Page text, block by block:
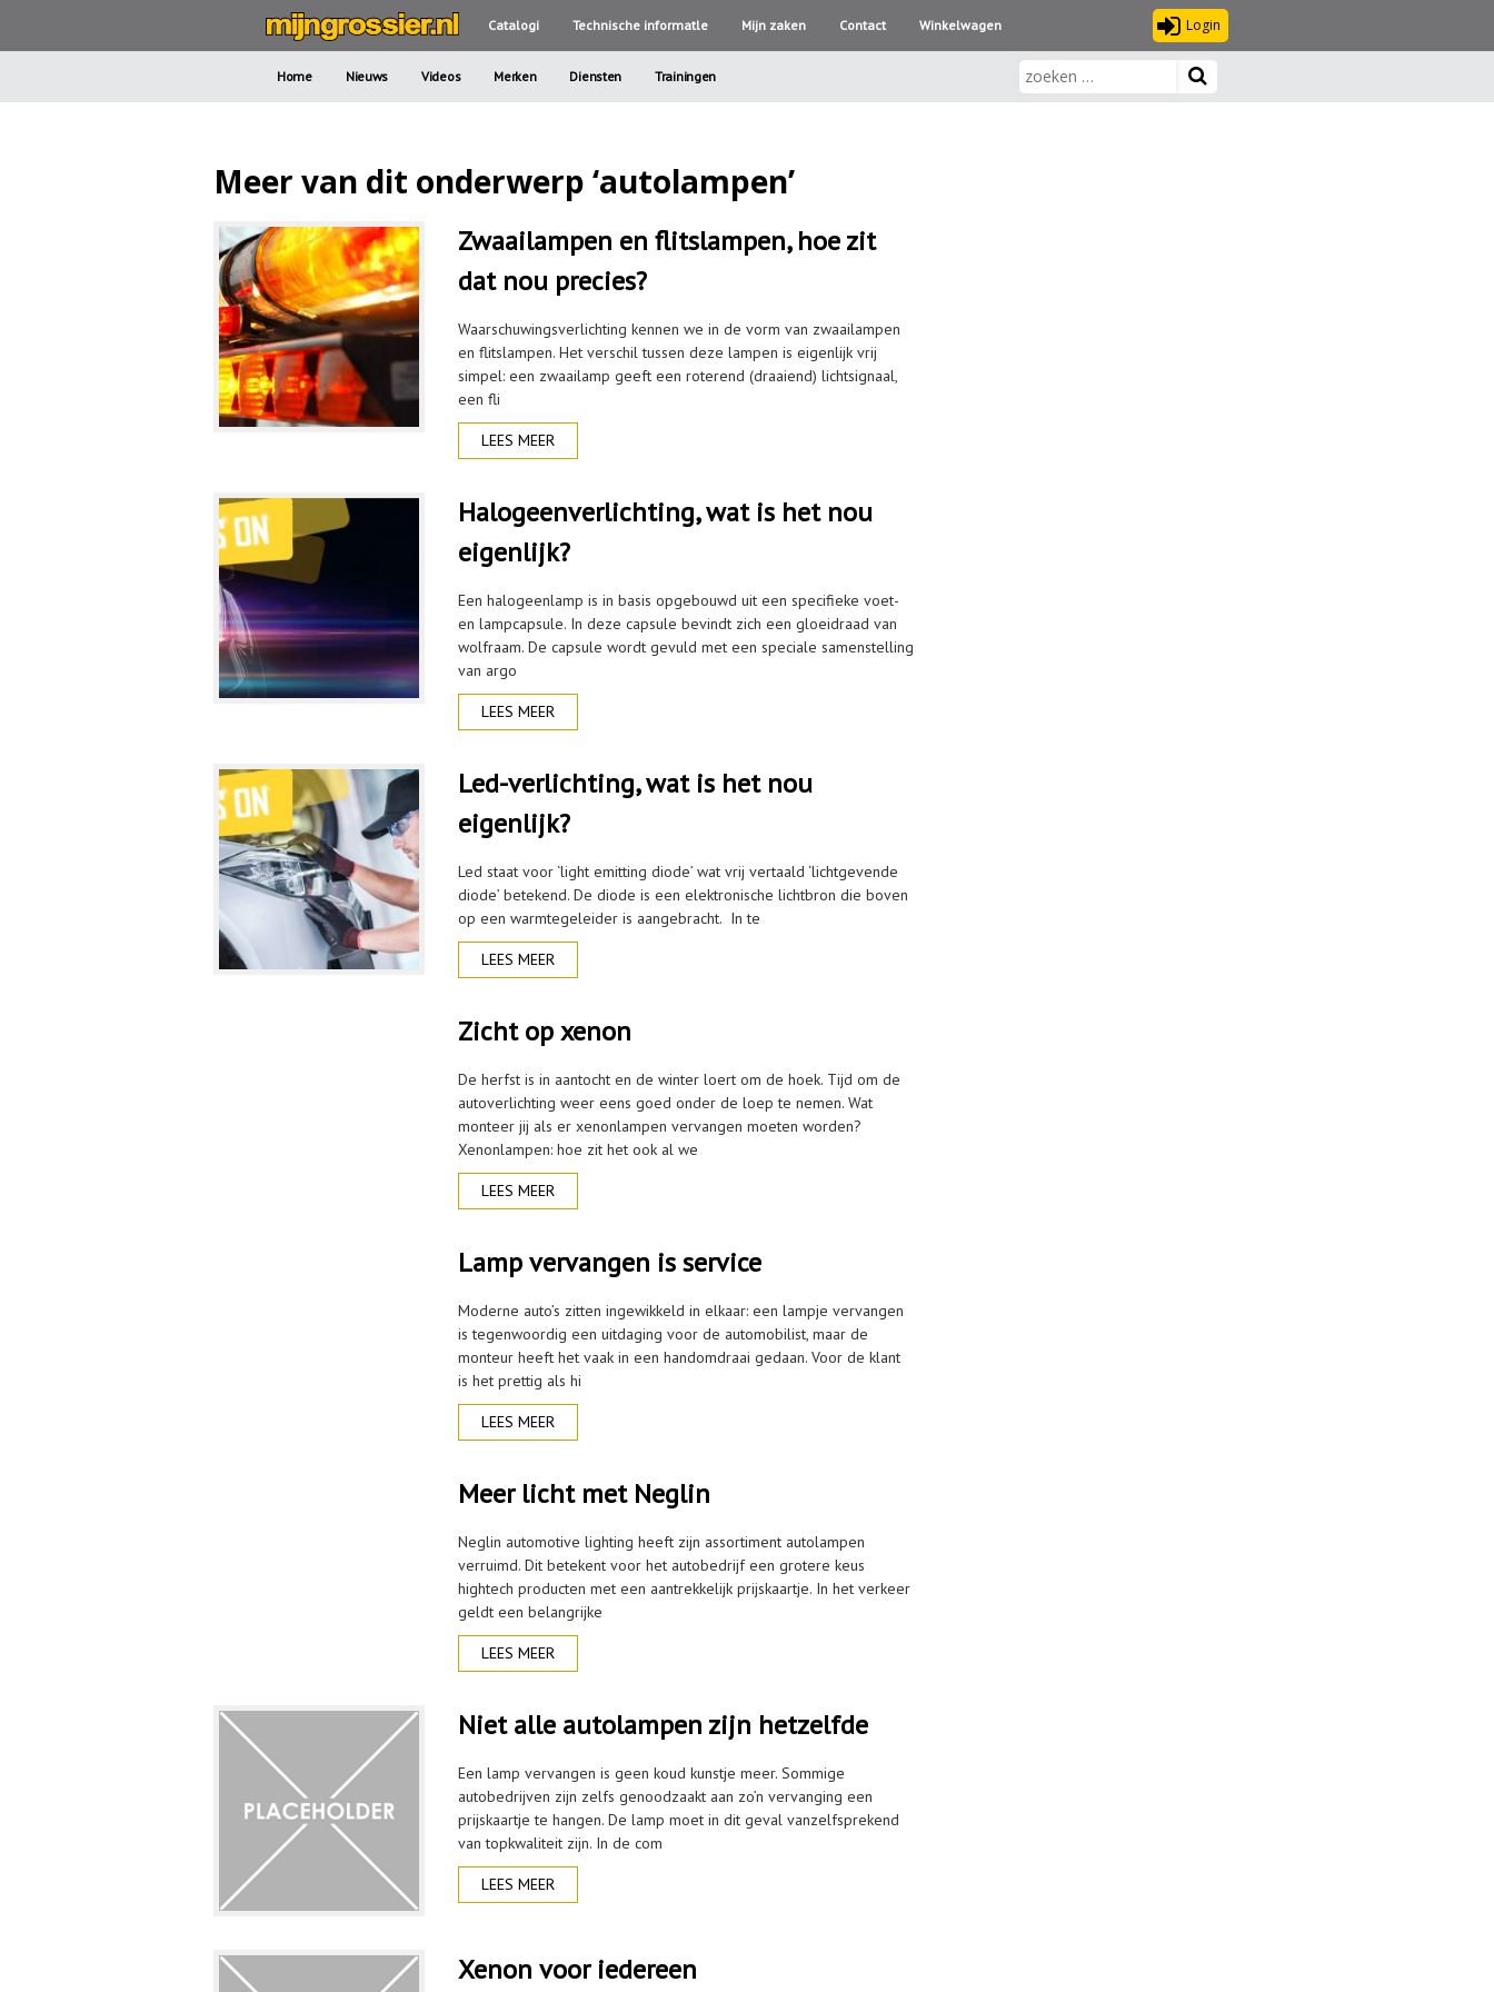
Catalogi Technische informatle Mijn zaken Contact Winkelwagen Login
Home Nieuws Videos Merken Diensten Trainingen
Meer van dit onderwerp ‘autolampen’
Zwaailampen en flitslampen, hoe zit
dat nou precies?
Waarschuwingsverlichting kennen we in de vorm van zwaailampen
en flitslampen. Het verschil tussen deze lampen is eigenlijk vrij
simpel: een zwaailamp geeft een roterend (draaiend) lichtsignaal,
een fli
LEES MEER
Halogeenverlichting, wat is het nou
eigenlijk?
Een halogeenlamp is in basis opgebouwd uit een specifieke voet-
en lampcapsule. In deze capsule bevindt zich een gloeidraad van
wolfraam. De capsule wordt gevuld met een speciale samenstelling
van argo
LEES MEER
Led-verlichting, wat is het nou
eigenlijk?
Led staat voor ‘light emitting diode’ wat vrij vertaald ‘lichtgevende
diode’ betekend. De diode is een elektronische lichtbron die boven
op een warmtegeleider is aangebracht. In te
LEES MEER
Zicht op xenon
De herfst is in aantocht en de winter loert om de hoek. Tijd om de
autoverlichting weer eens goed onder de loep te nemen. Wat
monteer jij als er xenonlampen vervangen moeten worden?
Xenonlampen: hoe zit het ook al we
LEES MEER
Lamp vervangen is service
Moderne auto’s zitten ingewikkeld in elkaar: een lampje vervangen
is tegenwoordig een uitdaging voor de automobilist, maar de
monteur heeft het vaak in een handomdraai gedaan. Voor de klant
is het prettig als hi
LEES MEER
Meer licht met Neglin
Neglin automotive lighting heeft zijn assortiment autolampen
verruimd. Dit betekent voor het autobedrijf een grotere keus
hightech producten met een aantrekkelijk prijskaartje. In het verkeer
geldt een belangrijke
LEES MEER
Niet alle autolampen zijn hetzelfde
Een lamp vervangen is geen koud kunstje meer. Sommige
autobedrijven zijn zelfs genoodzaakt aan zo’n vervanging een
prijskaartje te hangen. De lamp moet in dit geval vanzelfsprekend
van topkwaliteit zijn. In de com
LEES MEER
Xenon voor iedereen